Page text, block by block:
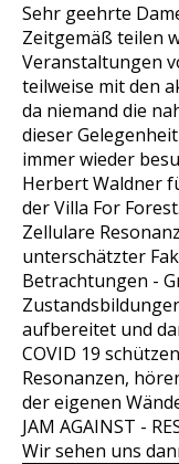
Sehr geehrte
Zeitgemäß teilen
Veranstaltungen
teilweise mit den
da niemand die
dieser
immer wieder
Herbert Waldner
der Villa For Forest.
Zellulare
unterschätzter
Betrachtungen -
aufbereitet und
COVID 19
Resonanzen,
der eigenen
JAM AGAINST -
Wir sehen uns